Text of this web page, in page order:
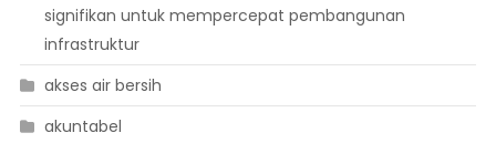
signifikan untuk mempercepat pembangunan
infrastruktur
akses air bersih
akuntabel